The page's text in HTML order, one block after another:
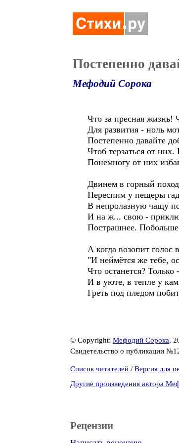
Постепенно
Мефодий Сорока
Что за пресная жизнь!
Для развития - ноль
Постепенно давайте
Чтоб терзаться от
Понемногу от них
Двинем в горный
Переспим у пещеры
В непролазную чащу
И на ж... свою -
Пострашнее.
А когда возопит голос
"И неймётся же тебе,
Что останется? Только
И в уюте, в тепле у
Греть под пледом
© Copyright: Мефодий Сорока,
Свидетельство о публикации
Список читателей / Версия для
Другие произведения автора
Рецензии